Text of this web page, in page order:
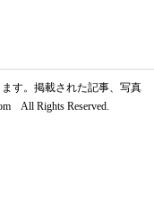
す。掲載された記事、写真
All Rights Reserved.